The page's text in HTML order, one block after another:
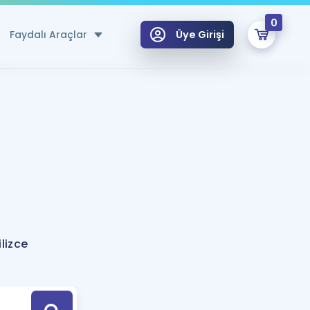
Faydalı Araçlar
Hesaplama Aracı
için Öneriler
Tek Takvimde
Üye Girişi
0